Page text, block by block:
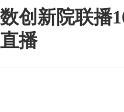
创新院联播
播